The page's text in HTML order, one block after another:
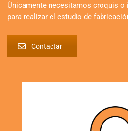
Únicamente necesitamos croquis o
para realizar el estudio de
Contactar